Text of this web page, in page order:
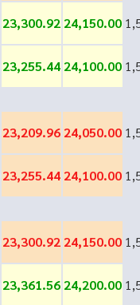
23,300.92 24,150.00
23,255.44 24,100.00
23,209.96 24,050.00
23,255.44 24,100.00
23,300.92 24,150.00
23,361.56 24,200.00